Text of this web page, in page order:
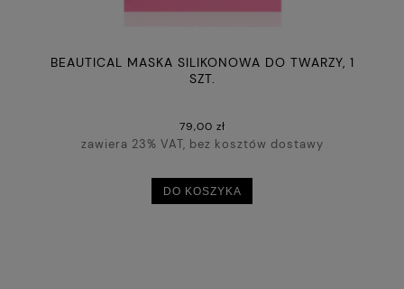
BEAUTICAL MASKA SILIKONOWA DO TWARZY, 1
SZT.
79,00 zł
zawiera 23% VAT, bez kosztów dostawy
DO KOSZYKA